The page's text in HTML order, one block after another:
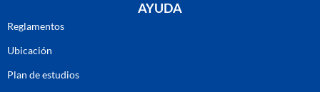
AYUDA
Reglamentos
Ubicación
Plan de estudios